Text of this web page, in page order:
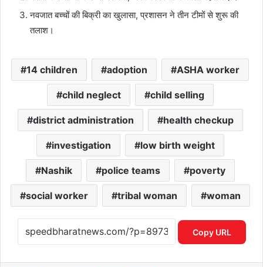
नवजात बच्चों की बिक्री का खुलासा, प्रशासन ने तीन टीमों से शुरू की
तलाश।
14 children adoption ASHA worker
child neglect child selling
district administration health checkup
investigation low birth weight
Nashik police teams poverty
social worker tribal woman woman
Copy URL